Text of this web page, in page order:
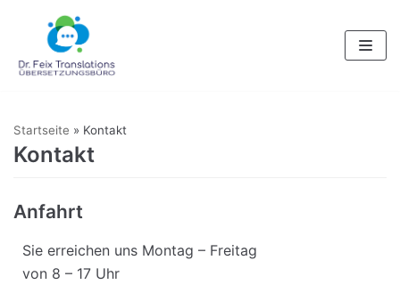
Inhalt
Startseite » Kontakt
Kontakt
Anfahrt
Sie erreichen uns Montag – Freitag
von 8 – 17 Uhr